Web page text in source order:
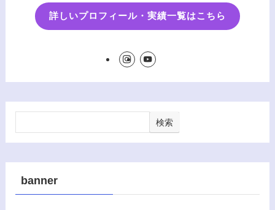
詳しいプロフィール・実績一覧はこちら
検索
banner